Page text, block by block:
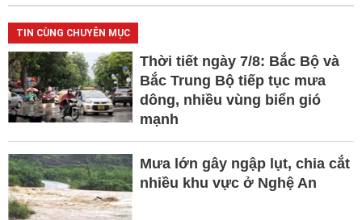
TIN CÙNG CHUYÊN MỤC
Thời tiết ngày 7/8: Bắc Bộ và
Bắc Trung Bộ tiếp tục mưa
dông, nhiều vùng biển gió
mạnh
Mưa lớn gây ngập lụt, chia cắt
nhiều khu vực ở Nghệ An